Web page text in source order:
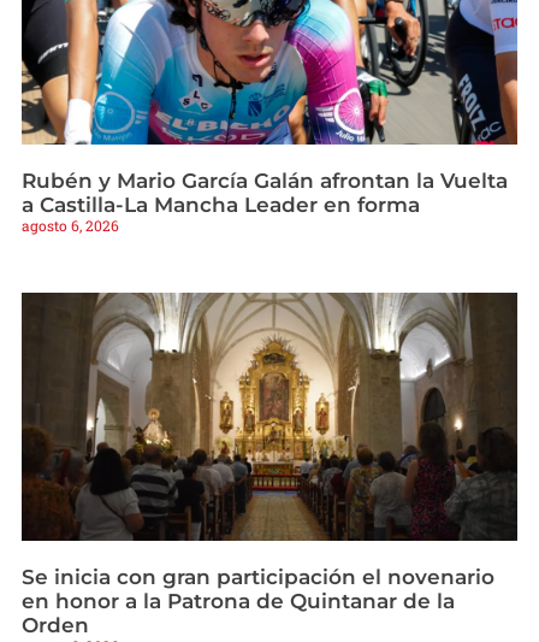
Rubén y Mario García Galán afrontan la Vuelta
a Castilla-La Mancha Leader en forma
agosto 6, 2026
Se inicia con gran participación el novenario
en honor a la Patrona de Quintanar de la
Orden